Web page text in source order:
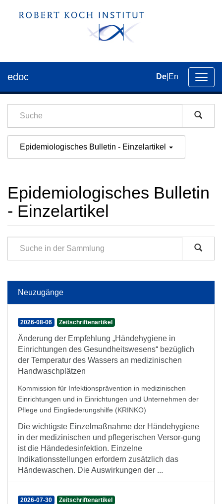
der
edoc De En
Epidemiologisches Bulletin - Einzelartikel
Epidemiologisches Bulletin
- Einzelartikel
Neuzugänge
2026-08-06 Zeitschriftenartikel
Änderung der Empfehlung „Händehygiene in
Einrichtungen des Gesundheitswesens“ bezüglich
der Temperatur des Wassers an medizinischen
Handwaschplätzen
Kommission für Infektionsprävention in medizinischen
Einrichtungen und in Einrichtungen und Unternehmen der
Pflege und Eingliederungshilfe (KRINKO)
Die wichtigste Einzelmaßnahme der Händehygiene
in der medizinischen und pflegerischen Versor-gung
ist die Händedesinfektion. Einzelne
Indikationsstellungen erfordern zusätzlich das
Händewaschen. Die Auswirkungen der ...
2026-07-30 Zeitschriftenartikel